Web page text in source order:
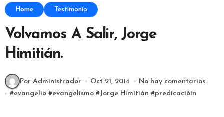
Home Testimonio
Volvamos A Salir, Jorge
Himitián.
Por Administrador Oct 21, 2014
No hay comentarios
#evangelio #evangelismo #Jorge Himitián #predicacióin